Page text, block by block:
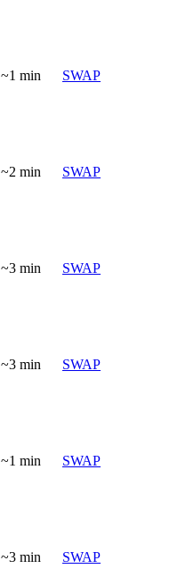
~1 min SWAP
~2 min SWAP
~3 min SWAP
~3 min SWAP
~1 min SWAP
~3 min SWAP